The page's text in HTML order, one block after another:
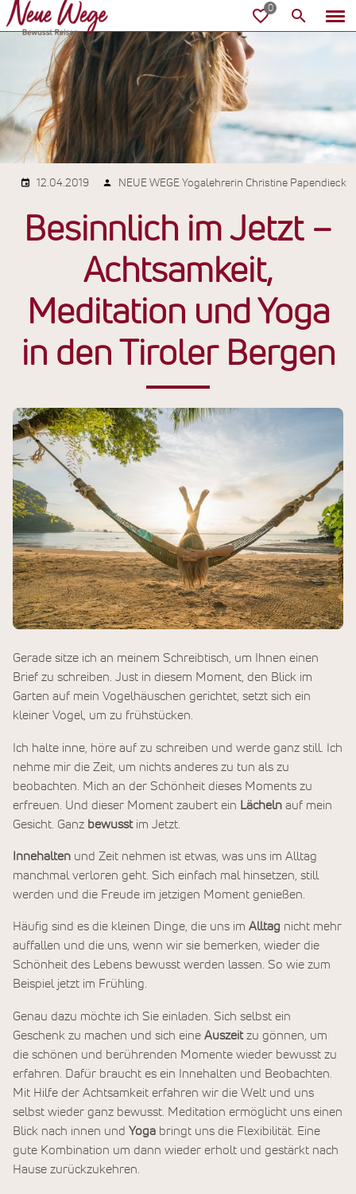
12.04.2019 NEUE WEGE Yogalehrerin Christine Papendieck
Besinnlich im Jetzt –
Achtsamkeit,
Meditation und Yoga
in den Tiroler Bergen
Gerade sitze ich an meinem Schreibtisch, um Ihnen einen
Brief zu schreiben. Just in diesem Moment, den Blick im
Garten auf mein Vogelhäuschen gerichtet, setzt sich ein
kleiner Vogel, um zu frühstücken.
Ich halte inne, höre auf zu schreiben und werde ganz still. Ich
nehme mir die Zeit, um nichts anderes zu tun als zu
beobachten. Mich an der Schönheit dieses Moments zu
erfreuen. Und dieser Moment zaubert ein Lächeln auf mein
Gesicht. Ganz bewusst im Jetzt.
Innehalten und Zeit nehmen ist etwas, was uns im Alltag
manchmal verloren geht. Sich einfach mal hinsetzen, still
werden und die Freude im jetzigen Moment genießen.
Häufig sind es die kleinen Dinge, die uns im Alltag nicht mehr
auffallen und die uns, wenn wir sie bemerken, wieder die
Schönheit des Lebens bewusst werden lassen. So wie zum
Beispiel jetzt im Frühling.
Genau dazu möchte ich Sie einladen. Sich selbst ein
Geschenk zu machen und sich eine Auszeitzu gönnen, um
die schönen und berührenden Momente wieder bewusst zu
erfahren. Dafür braucht es ein Innehalten und Beobachten.
Mit Hilfe der Achtsamkeit erfahren wir die Welt und uns
selbst wieder ganz bewusst. Meditation ermöglicht uns einen
Blick nach innen und Yoga bringt uns die Flexibilität. Eine
gute Kombination um dann wieder erholt und gestärkt nach
Hause zurückzukehren.